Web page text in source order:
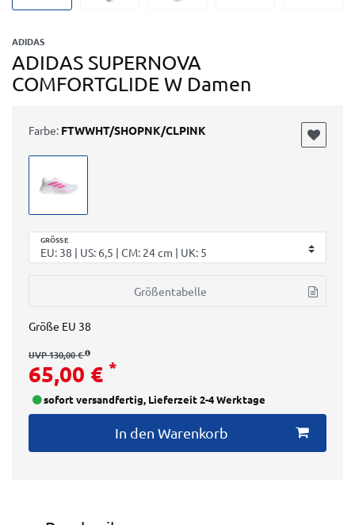
ADIDAS
ADIDAS SUPERNOVA
COMFORTGLIDE W Damen
GRÖSSE
Größentabelle
Farbe: FTWWHT/SHOPNK/CLPINK
Größe EU 38
UVP 130,00 €
65,00 € *
sofort versandfertig, Lieferzeit 2-4 Werktage
In den Warenkorb